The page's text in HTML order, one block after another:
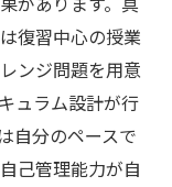
復習中心の授業
ンジ問題を用意
ュラム設計が行
自分のペースで
己管理能力が自